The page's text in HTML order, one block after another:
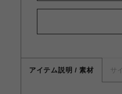
アイテム説明 / 素材 サ